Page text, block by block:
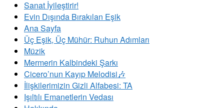
Sanat İyileştirir!
Evin Dışında Bırakılan Eşik
Ana Sayfa
Üç Eşik, Üç Mühür: Ruhun Adımları
Müzik
Mermerin Kalbindeki Şarkı
Cicero’nun Kayıp Melodisi🎶
İlişkilerimizin Gizli Alfabesi: TA
​Işıltılı Emanetlerin Vedası